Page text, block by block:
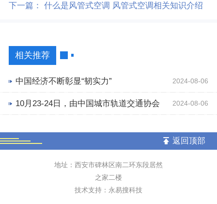
下一篇： 什么是风管式空调 风管式空调相关知识介绍
相关推荐
中国经济不断彰显“韧实力” 2024-08-06
10月23-24日，由中国城市轨道交通协会
员会主办的“新一代城轨交通环控（空调）
系统创新技术与应用成果研讨会”（以下简
2024-08-06
返回顶部
地址：西安市碑林区南二环东段居然
之家二楼
技术支持：永易搜科技